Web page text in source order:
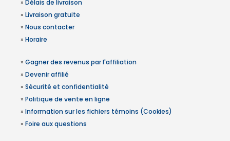
» Délais de livraison
» Livraison gratuite
» Nous contacter
» Horaire
» Gagner des revenus par l'affiliation
» Devenir affilié
» Sécurité et confidentialité
» Politique de vente en ligne
» Information sur les fichiers témoins (Cookies)
» Foire aux questions